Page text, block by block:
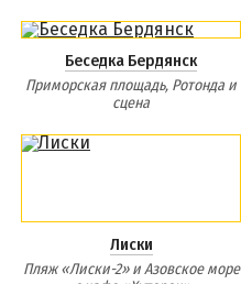
Ближняя коса
Средняя коса
Дальняя коса
АЗМОЛ
ВЕРХОВАЯ
Беседка Бердянск
Приморская площадь, Ротонда и
сцена
Лиски
Пляж «Лиски-2» и Азовское море